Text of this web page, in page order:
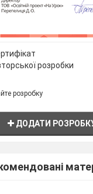
розробки
розробку
ДОДАТИ